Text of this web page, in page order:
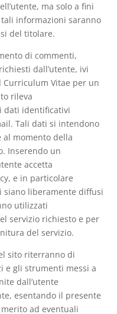
ma solo a fini
informazioni saranno
del titolare.
di commenti,
dall’utente, ivi
Vitae per un
rileva
dati identificativi
Tali dati si intendono
al momento della
Inserendo un
accetta
e in particolare
siano liberamente diffusi
utilizzati
servizio richiesto e per
del servizio.
sito riterranno di
e gli strumenti messi a
dall’utente
esentando il presente
ad eventuali